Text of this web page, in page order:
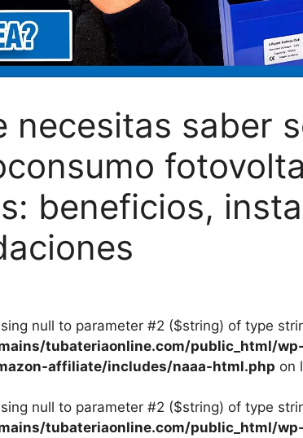
necesitas saber
beneficios,
null to parameter #2 ($string) of type
tubateriaonline.com/public_html/wp-
affiliate/includes/naaa-html.php on
null to parameter #2 ($string) of type
tubateriaonline.com/public_html/wp-